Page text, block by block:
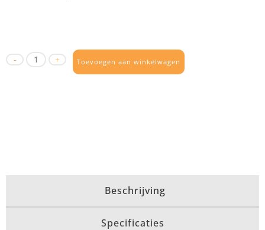
Toevoegen aan winkelwagen
Beschrijving
Specificaties